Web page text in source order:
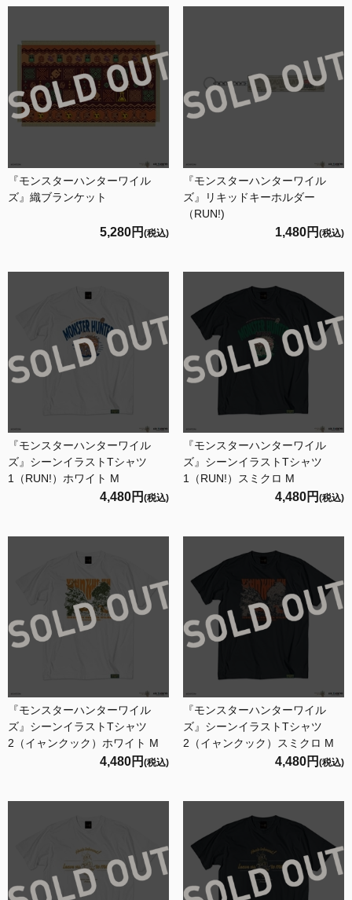
『モンスターハンターワイル
ズ』織ブランケット
5,280円 (税込)
『モンスターハンターワイル
ズ』リキッドキーホルダー
（RUN!)
1,480円 (税込)
『モンスターハンターワイル
ズ』シーンイラストTシャツ
1（RUN!）ホワイト M
4,480円 (税込)
『モンスターハンターワイル
ズ』シーンイラストTシャツ
1（RUN!）スミクロ M
4,480円 (税込)
『モンスターハンターワイル
ズ』シーンイラストTシャツ
2（イャンクック）ホワイト M
4,480円 (税込)
『モンスターハンターワイル
ズ』シーンイラストTシャツ
2（イャンクック）スミクロ M
4,480円 (税込)